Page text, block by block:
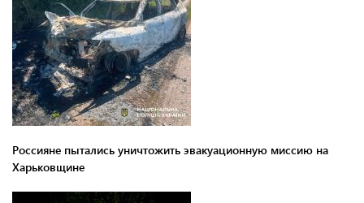
Россияне пытались уничтожить эвакуационную миссию на
Харьковщине